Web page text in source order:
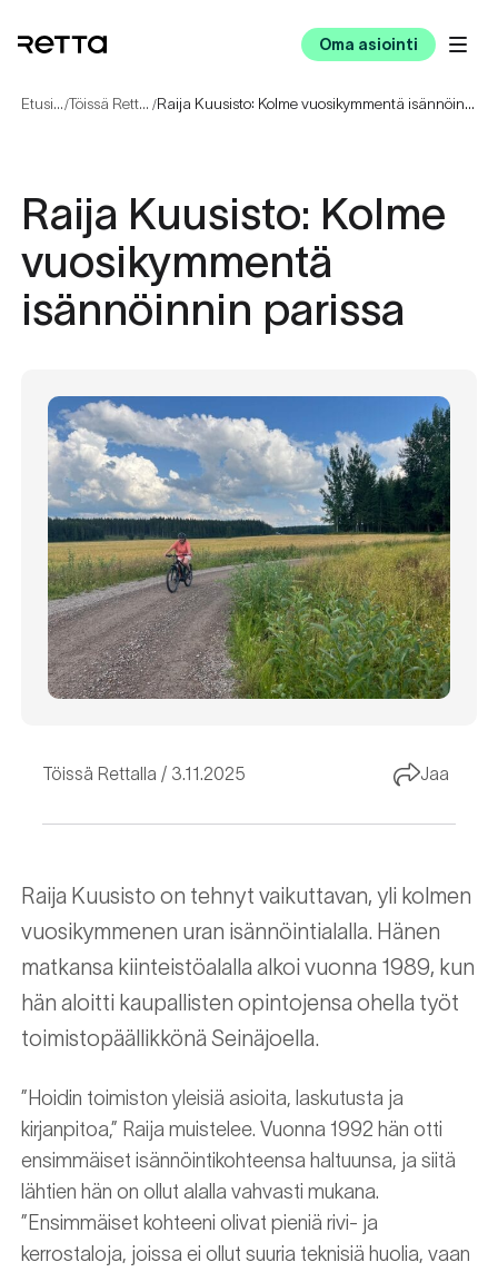
Oma asiointi
Etusivu / Töissä Rettalla / Raija Kuusisto: Kolme vuosikymmentä isännöinnin parissa
Raija Kuusisto: Kolme
vuosikymmentä
isännöinnin parissa
Töissä Rettalla 3.11.2025 Jaa
Raija Kuusisto on tehnyt vaikuttavan, yli kolmen
vuosikymmenen uran isännöintialalla. Hänen
matkansa kiinteistöalalla alkoi vuonna 1989, kun
hän aloitti kaupallisten opintojensa ohella työt
toimistopäällikkönä Seinäjoella.
”Hoidin toimiston yleisiä asioita, laskutusta ja
kirjanpitoa,” Raija muistelee. Vuonna 1992 hän otti
ensimmäiset isännöintikohteensa haltuunsa, ja siitä
lähtien hän on ollut alalla vahvasti mukana.
”Ensimmäiset kohteeni olivat pieniä rivi- ja
kerrostaloja, joissa ei ollut suuria teknisiä huolia, vaan